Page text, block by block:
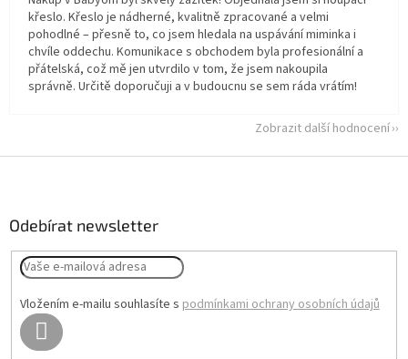
křeslo. Křeslo je nádherné, kvalitně zpracované a velmi
pohodlné – přesně to, co jsem hledala na uspávání miminka i
chvíle oddechu. Komunikace s obchodem byla profesionální a
přátelská, což mě jen utvrdilo v tom, že jsem nakoupila
správně. Určitě doporučuji a v budoucnu se sem ráda vrátím!
Zobrazit další hodnocení
Odebírat newsletter
Vložením e-mailu souhlasíte s podmínkami ochrany osobních údajů
PŘIHLÁSIT
SE